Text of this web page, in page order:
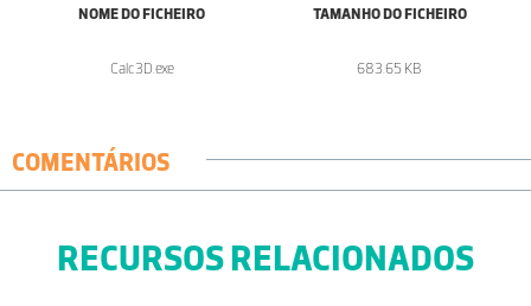
NOME DO FICHEIRO
Calc3D.exe
TAMANHO DO FICHEIRO
683.65 KB
COMENTÁRIOS
RECURSOS RELACIONADOS